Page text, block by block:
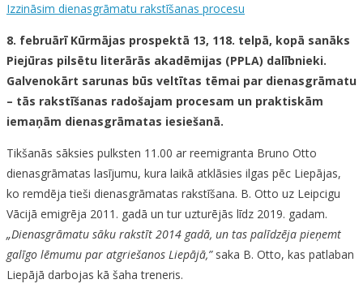
Izzināsim dienasgrāmatu rakstīšanas procesu
8. februārī Kūrmājas prospektā 13, 118. telpā, kopā sanāks
Piejūras pilsētu literārās akadēmijas (PPLA) dalībnieki.
Galvenokārt sarunas būs veltītas tēmai par dienasgrāmatu
– tās rakstīšanas radošajam procesam un praktiskām
iemaņām dienasgrāmatas iesiešanā.
Tikšanās sāksies pulksten 11.00 ar reemigranta Bruno Otto
dienasgrāmatas lasījumu, kura laikā atklāsies ilgas pēc Liepājas,
ko remdēja tieši dienasgrāmatas rakstīšana. B. Otto uz Leipcigu
Vācijā emigrēja 2011. gadā un tur uzturējās līdz 2019. gadam.
„Dienasgrāmatu sāku rakstīt 2014 gadā, un tas palīdzēja pieņemt
galīgo lēmumu par atgriešanos Liepājā,”saka B. Otto, kas patlaban
Liepājā darbojas kā šaha treneris.